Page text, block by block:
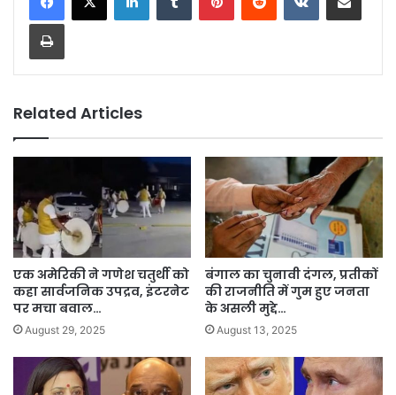
Print
Related Articles
एक अमेरिकी ने गणेश चतुर्थी को
कहा सार्वजनिक उपद्रव, इंटरनेट
पर मचा बवाल…
August 29, 2025
बंगाल का चुनावी दंगल, प्रतीकों
की राजनीति में गुम हुए जनता
के असली मुद्दे…
August 13, 2025